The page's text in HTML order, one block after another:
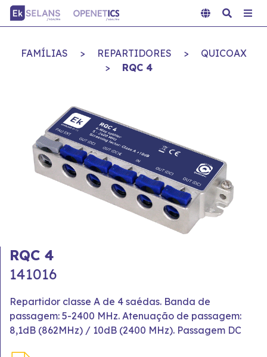
FAMÍLIAS > REPARTIDORES >
QUICOAX
>
RQC 4
RQC 4
141016
Repartidor classe A de 4 saédas. Banda de
passagem: 5-2400 MHz. Atenuação de passagem:
8,1dB (862MHz) / 10dB (2400 MHz). Passagem DC